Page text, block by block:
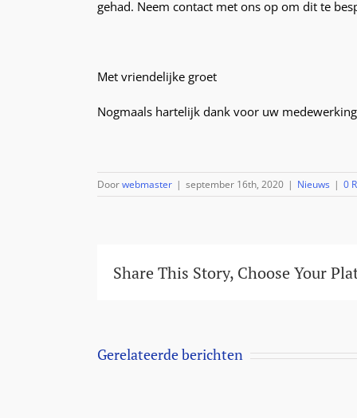
gehad. Neem contact met ons op om dit te
Met vriendelijke groet
Nogmaals hartelijk dank voor uw
Doorwebmaster | september 16th, 2020 | Nieuws | 0
Share This Story, Choose Your
Gerelateerde berichten